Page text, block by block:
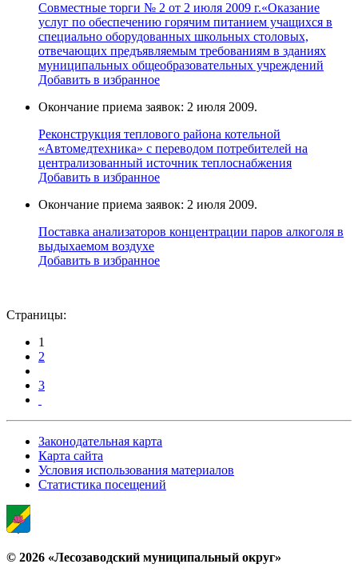
Совместные торги № 2 от 2 июля 2009 г.«Оказание
услуг по обеспечению горячим питанием учащихся в
специально оборудованных школьных столовых,
отвечающих предъявляемым требованиям в зданиях
муниципальных общеобразовательных учреждений
Добавить в избранное
Окончание приема заявок: 2 июля 2009.
Реконструкция теплового района котельной
«Автомедтехника» с переводом потребителей на
централизованный источник теплоснабжения
Добавить в избранное
Окончание приема заявок: 2 июля 2009.
Поставка анализаторов концентрации паров алкоголя в
выдыхаемом воздухе
Добавить в избранное
Страницы:
1
2
3
Законодательная карта
Карта сайта
Условия использования материалов
Статистика посещений
© 2026 «Лесозаводский муниципальный округ»